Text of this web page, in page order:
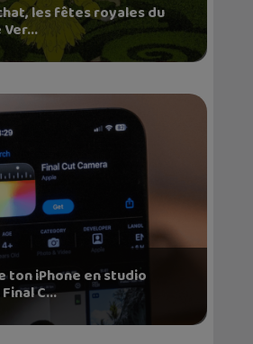
les fêtes royales du
ton iPhone en studio
C...